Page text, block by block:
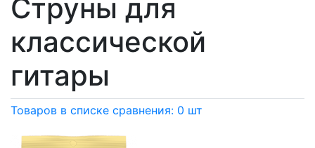
Струны для
классической
гитары
Товаров в списке сравнения: 0 шт